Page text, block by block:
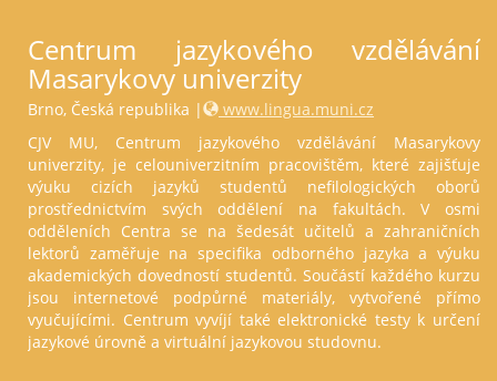
Centrum jazykového vzdělávání
Masarykovy univerzity
Brno, Česká republika |
www.lingua.muni.cz
CJV MU, Centrum jazykového vzdělávání Masarykovy
univerzity, je celouniverzitním pracovištěm, které zajišťuje
výuku cizích jazyků studentů nefilologických oborů
prostřednictvím svých oddělení na fakultách. V osmi
odděleních Centra se na šedesát učitelů a zahraničních
lektorů zaměřuje na specifika odborného jazyka a výuku
akademických dovedností studentů. Součástí každého kurzu
jsou internetové podpůrné materiály, vytvořené přímo
vyučujícími. Centrum vyvíjí také elektronické testy k určení
jazykové úrovně a virtuální jazykovou studovnu.